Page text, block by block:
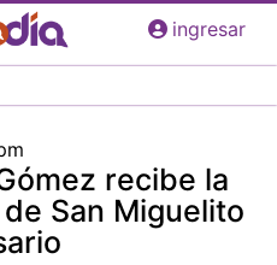
Pasar
al
principal
ingresar
recibe la
San Miguelito